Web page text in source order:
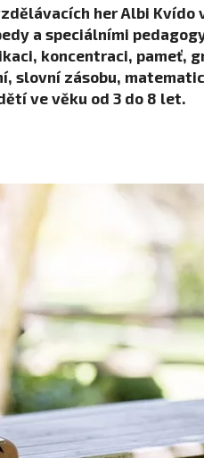
her Albi Kvído
a speciálními
koncentraci, pameť,
slovní zásobu,
ve věku od 3 do 8 let.